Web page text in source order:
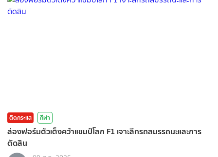
ติดกระแส กีฬา
ส่องฟอร์มตัวเต็งคว้าแชมป์โลก F1 เจาะลึกรถสมรรถนะและการ
ตัดสิน